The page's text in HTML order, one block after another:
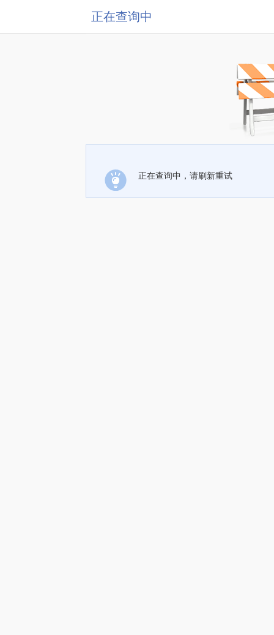
正在查询中
正在查询中，请刷新重试